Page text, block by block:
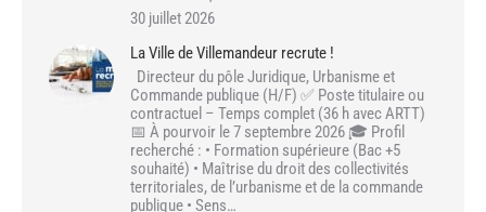
30 juillet 2026
La Ville de Villemandeur recrute !
Directeur du pôle Juridique, Urbanisme et
Commande publique (H/F) ✅ Poste titulaire ou
contractuel – Temps complet (36 h avec ARTT)
📅 À pourvoir le 7 septembre 2026 🎓 Profil
recherché : • Formation supérieure (Bac +5
souhaité) • Maîtrise du droit des collectivités
territoriales, de l’urbanisme et de la commande
publique • Sens…